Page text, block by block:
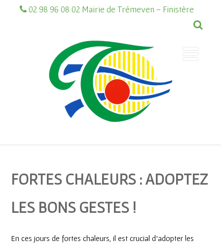
02 98 96 08 02 Mairie de Trémeven - Finistère
FORTES CHALEURS : ADOPTEZ
LES BONS GESTES !
En ces jours de fortes chaleurs, il est crucial d’adopter les